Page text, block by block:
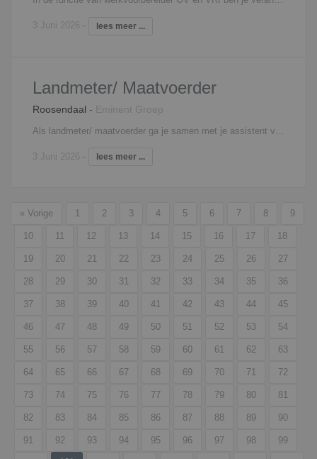
3 Juni 2026 - lees meer ...
Landmeter/ Maatvoerder
Roosendaal - Eminent Groep
3 Juni 2026 - lees meer ...
« Vorige 1 2 3 4 5 6 7 8 9
10 11 12 13 14 15 16 17 18
19 20 21 22 23 24 25 26 27
28 29 30 31 32 33 34 35 36
37 38 39 40 41 42 43 44 45
46 47 48 49 50 51 52 53 54
55 56 57 58 59 60 61 62 63
64 65 66 67 68 69 70 71 72
73 74 75 76 77 78 79 80 81
82 83 84 85 86 87 88 89 90
91 92 93 94 95 96 97 98 99